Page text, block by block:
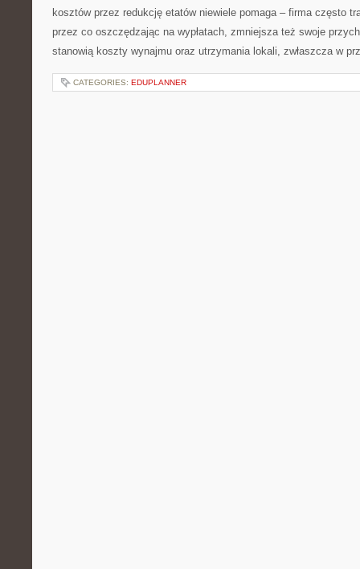
kosztów przez redukcję etatów niewiele pomaga – firma często
przez co oszczędzając na wypłatach, zmniejsza też swoje
stanowią koszty wynajmu oraz utrzymania lokali, zwłaszcza w
CATEGORIES: EDUPLANNER